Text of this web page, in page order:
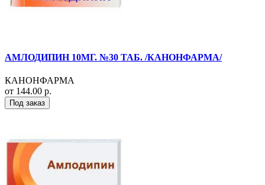
АМЛОДИПИН 10МГ. №30 ТАБ. /КАНОНФАРМА/
КАНОНФАРМА
от 144.00 р.
Под заказ